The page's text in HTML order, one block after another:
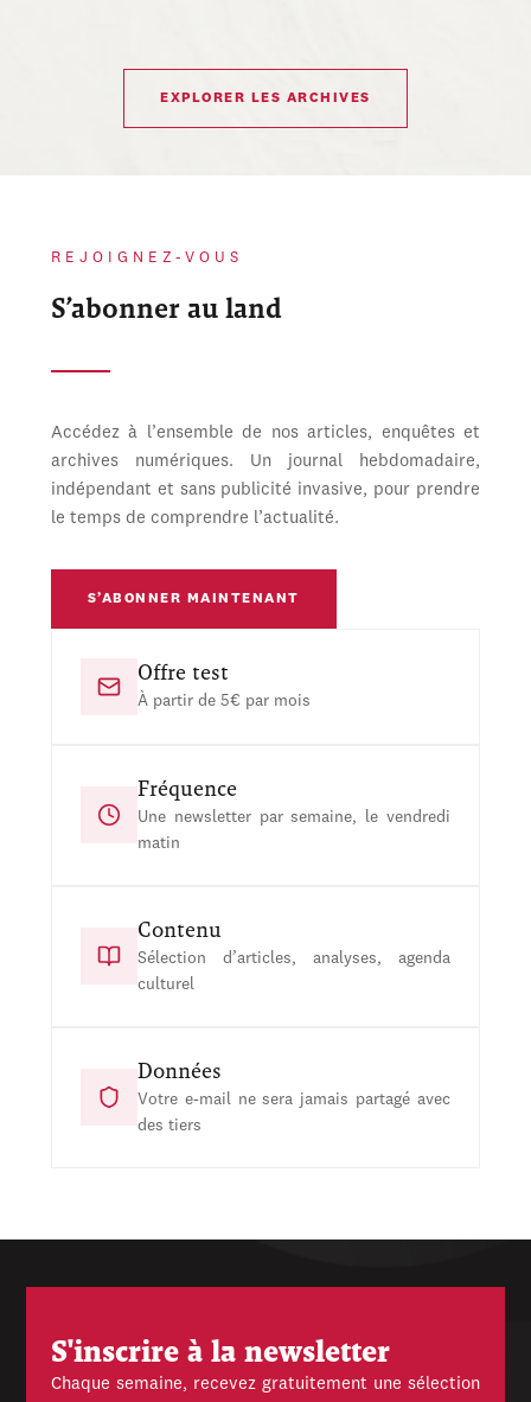
EXPLORER LES ARCHIVES
REJOIGNEZ-VOUS
S’abonner au land
Accédez à l’ensemble de nos articles, enquêtes et
archives numériques. Un journal hebdomadaire,
indépendant et sans publicité invasive, pour prendre
le temps de comprendre l’actualité.
S’ABONNER MAINTENANT
Offre test
À partir de 5€ par mois
Fréquence
Une newsletter par semaine, le vendredi
matin
Contenu
Sélection d’articles, analyses, agenda
culturel
Données
Votre e-mail ne sera jamais partagé avec
des tiers
S'inscrire à la newsletter
Chaque semaine, recevez gratuitement une sélection